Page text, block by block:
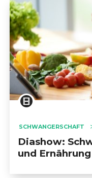
SCHWANGERSCHAFT
Diashow:
und Ernährung